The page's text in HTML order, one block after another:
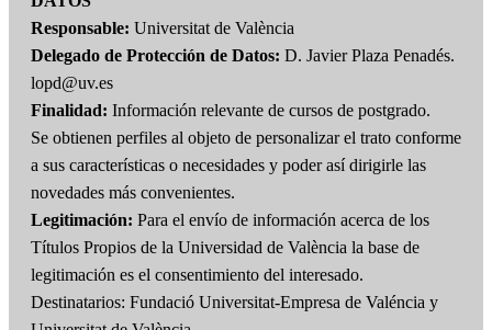
Responsable: Universitat de València
Delegado de Protección de Datos: D. Javier Plaza Penadés.
lopd@uv.es
Finalidad: Información relevante de cursos de postgrado.
Se obtienen perfiles al objeto de personalizar el trato conforme
a sus características o necesidades y poder así dirigirle las
novedades más convenientes.
Legitimación: Para el envío de información acerca de los
Títulos Propios de la Universidad de València la base de
legitimación es el consentimiento del interesado.
Destinatarios: Fundació Universitat-Empresa de Valéncia y